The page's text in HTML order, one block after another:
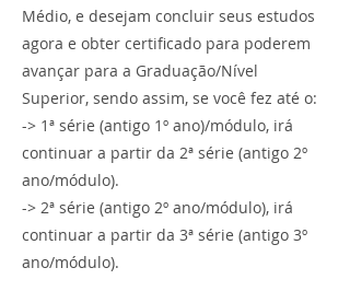
Médio, e desejam concluir seus estudos
agora e obter certificado para poderem
avançar para a Graduação/Nível
Superior, sendo assim, se você fez até o:
-> 1ª série (antigo 1º ano)/módulo, irá
continuar a partir da 2ª série (antigo 2º
ano/módulo).
-> 2ª série (antigo 2º ano/módulo), irá
continuar a partir da 3ª série (antigo 3º
ano/módulo).